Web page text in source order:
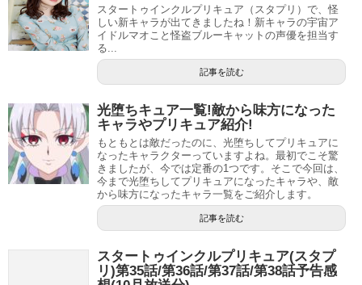
動画公開されましたね！びゅーん、びゅーん、びゅびゅー
ん、びゅーんがというのが非常に特徴的です（＾＾
放送第一回目の2019年2月3日（日）朝8時30分を楽しみに
スタートゥインクルプリキュア（スタプリ）で、怪
しい新キャラが出てきましたね！新キャラの宇宙ア
イドルマオこと怪盗ブルーキャットの声優を担当す
る...
記事を読む
光堕ちキュア一覧!敵から味方になった
キャラやプリキュア紹介!
もともとは敵だったのに、光堕ちしてプリキュアに
なったキャラクターっていますよね。最初でこそ驚
きましたが、今では定番の1つです。そこで今回は、
今まで光堕ちしてプリキュアになったキャラや、敵
から味方になったキャラ一覧をご紹介します。
記事を読む
スタートゥインクルプリキュア(スタプ
リ)第35話/第36話/第37話/第38話予告感